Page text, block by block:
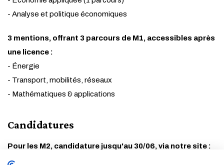
- Analyse et politique économiques
3 mentions, offrant 3 parcours de M1, accessibles après
une licence :
- Énergie
- Transport, mobilités, réseaux
- Mathématiques & applications
Candidatures
Pour les M2, candidature jusqu'au 30/06, via notre site :